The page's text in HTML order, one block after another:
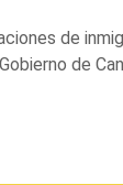
de
de